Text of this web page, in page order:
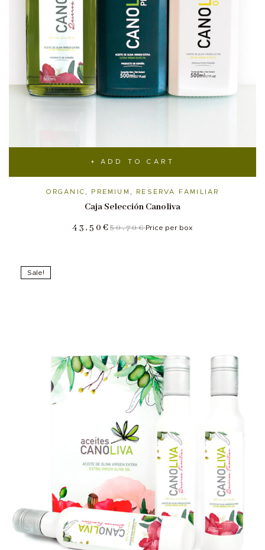
ADD TO CART
ORGANIC PREMIUM RESERVA FAMILIAR
Caja Selección Canoliva
50,70€
43,50 € Price per box
Sale!